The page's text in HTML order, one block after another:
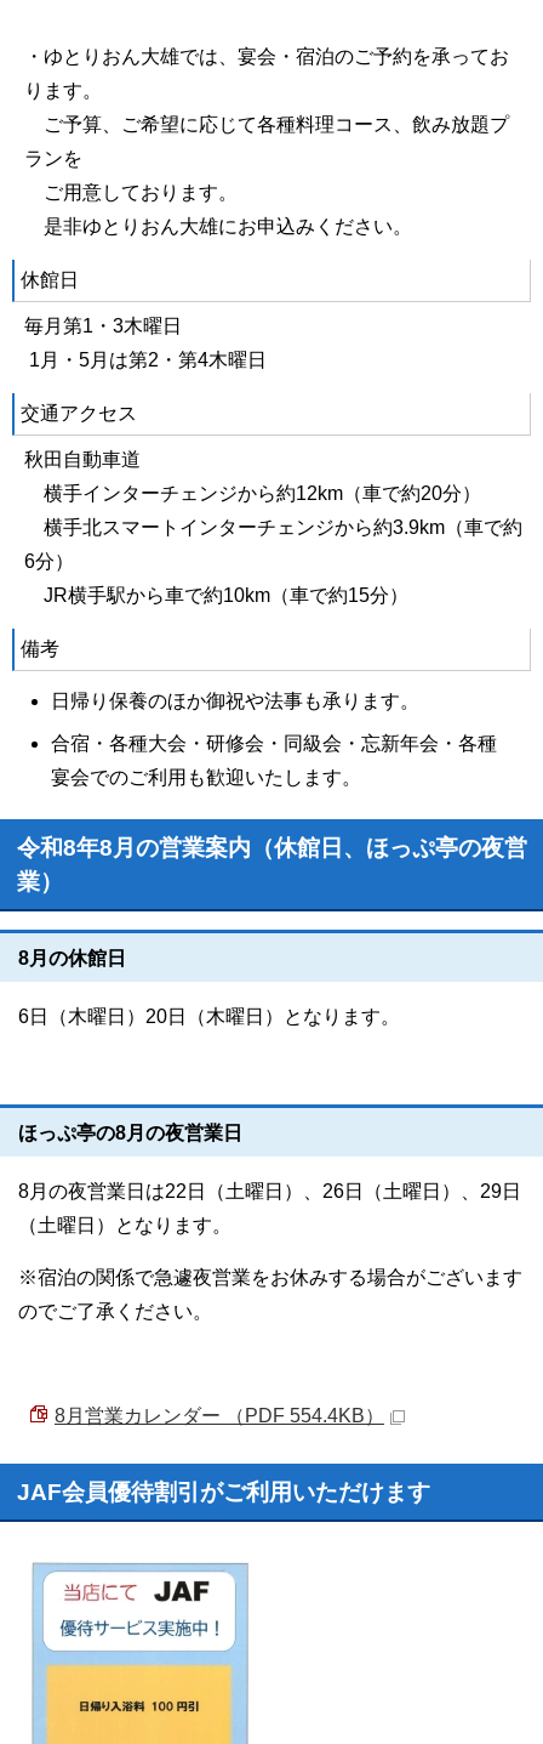
・ゆとりおん大雄では、宴会・宿泊のご予約を承ってお
ります。
ご予算、ご希望に応じて各種料理コース、飲み放題プ
ランを
ご用意しております。
是非ゆとりおん大雄にお申込みください。
休館日
毎月第1・3木曜日
1月・5月は第2・第4木曜日
交通アクセス
秋田自動車道
横手インターチェンジから約12km（車で約20分）
横手北スマートインターチェンジから約3.9km（車で約
6分）
JR横手駅から車で約10km（車で約15分）
備考
日帰り保養のほか御祝や法事も承ります。
合宿・各種大会・研修会・同級会・忘新年会・各種
宴会でのご利用も歓迎いたします。
令和8年8月の営業案内（休館日、ほっぷ亭の夜営
業）
8月の休館日
6日（木曜日）20日（木曜日）となります。
ほっぷ亭の8月の夜営業日
8月の夜営業日は22日（土曜日）、26日（土曜日）、29日
（土曜日）となります。
※宿泊の関係で急遽夜営業をお休みする場合がございます
のでご了承ください。
8月営業カレンダー （PDF 554.4KB）
JAF会員優待割引がご利用いただけます